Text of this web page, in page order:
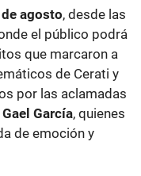
agosto, desde las
el público podrá
que marcaron a
de Cerati y
por las aclamadas
Gael García, quienes
de emoción y